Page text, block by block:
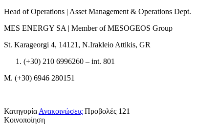
Head of Operations | Asset Management & Operations Dept.
MES ENERGY SA | Member of MESOGEOS Group
St. Karageorgi 4, 14121, N.Irakleio Attikis, GR
(+30) 210 6996260 – int. 801
M. (+30) 6946 280151
ΚατηγορίαΑνακοινώσεις Προβολές 121
Κοινοποίηση